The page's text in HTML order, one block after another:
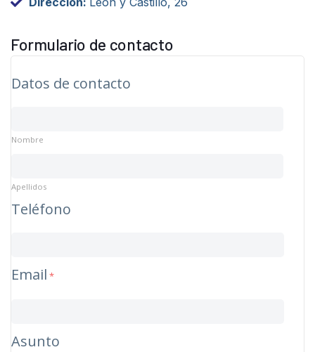
Formulario de contacto
Datos de contacto
Nombre
Apellidos
Teléfono
Email *
Asunto